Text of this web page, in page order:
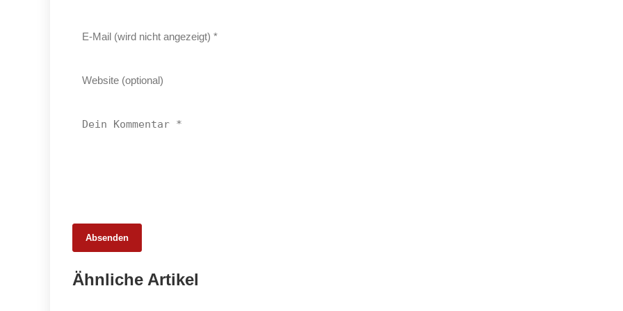
Absenden
Ähnliche Artikel
Weniger Tiere, mehr Schlachtungen: